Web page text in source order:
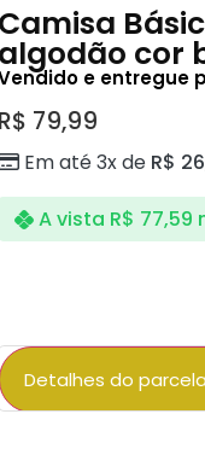
Camisa
algodão cor
e entregue
R$ 79,99
Em até 3x de R$
A vista R$ 77,59
Detalhes do